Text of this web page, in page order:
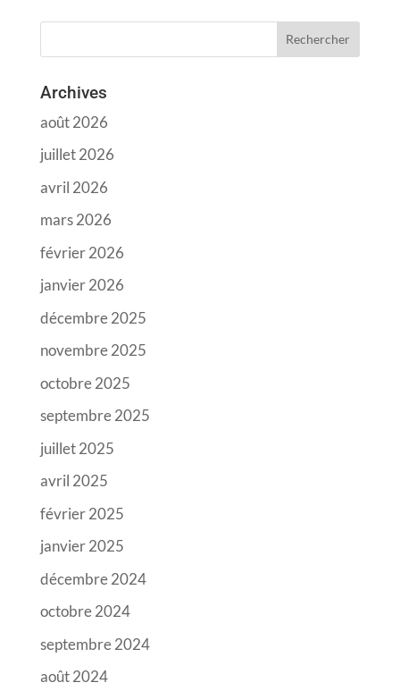
Archives
août 2026
juillet 2026
avril 2026
mars 2026
février 2026
janvier 2026
décembre 2025
novembre 2025
octobre 2025
septembre 2025
juillet 2025
avril 2025
février 2025
janvier 2025
décembre 2024
octobre 2024
septembre 2024
août 2024